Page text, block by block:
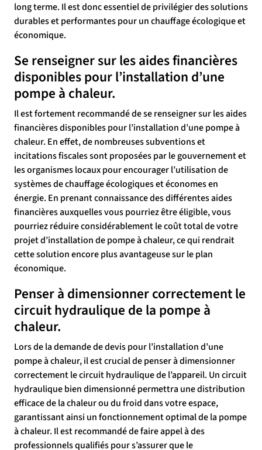
long terme. Il est donc essentiel de privilégier des solutions
durables et performantes pour un chauffage écologique et
économique.
Se renseigner sur les aides financières
disponibles pour l’installation d’une
pompe à chaleur.
Il est fortement recommandé de se renseigner sur les aides
financières disponibles pour l’installation d’une pompe à
chaleur. En effet, de nombreuses subventions et
incitations fiscales sont proposées par le gouvernement et
les organismes locaux pour encourager l’utilisation de
systèmes de chauffage écologiques et économes en
énergie. En prenant connaissance des différentes aides
financières auxquelles vous pourriez être éligible, vous
pourriez réduire considérablement le coût total de votre
projet d’installation de pompe à chaleur, ce qui rendrait
cette solution encore plus avantageuse sur le plan
économique.
Penser à dimensionner correctement le
circuit hydraulique de la pompe à
chaleur.
Lors de la demande de devis pour l’installation d’une
pompe à chaleur, il est crucial de penser à dimensionner
correctement le circuit hydraulique de l’appareil. Un circuit
hydraulique bien dimensionné permettra une distribution
efficace de la chaleur ou du froid dans votre espace,
garantissant ainsi un fonctionnement optimal de la pompe
à chaleur. Il est recommandé de faire appel à des
professionnels qualifiés pour s’assurer que le